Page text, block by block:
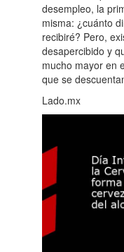
desempleo, la
misma: ¿cuánto
recibiré? Pero,
desapercibido y
mucho mayor en
que se
Lado.mx